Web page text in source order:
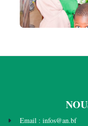
Email : infos@an.bf